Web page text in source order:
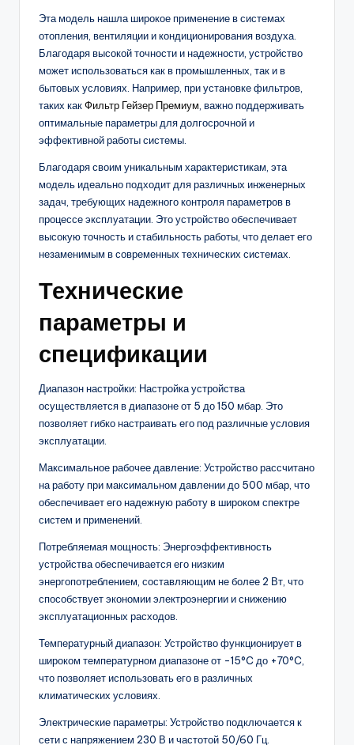
Эта модель нашла широкое применение в системах
отопления, вентиляции и кондиционирования воздуха.
Благодаря высокой точности и надежности, устройство
может использоваться как в промышленных, так и в
бытовых условиях. Например, при установке фильтров,
таких какФильтр Гейзер Премиум , важно поддерживать
оптимальные параметры для долгосрочной и
эффективной работы системы.
Благодаря своим уникальным характеристикам, эта
модель идеально подходит для различных инженерных
задач, требующих надежного контроля параметров в
процессе эксплуатации. Это устройство обеспечивает
высокую точность и стабильность работы, что делает его
незаменимым в современных технических системах.
Технические
параметры и
спецификации
Диапазон настройки: Настройка устройства
осуществляется в диапазоне от 5 до 150 мбар. Это
позволяет гибко настраивать его под различные условия
эксплуатации.
Максимальное рабочее давление: Устройство рассчитано
на работу при максимальном давлении до 500 мбар, что
обеспечивает его надежную работу в широком спектре
систем и применений.
Потребляемая мощность: Энергоэффективность
устройства обеспечивается его низким
энергопотреблением, составляющим не более 2 Вт, что
способствует экономии электроэнергии и снижению
эксплуатационных расходов.
Температурный диапазон: Устройство функционирует в
широком температурном диапазоне от -15°C до +70°C,
что позволяет использовать его в различных
климатических условиях.
Электрические параметры: Устройство подключается к
сети с напряжением 230 В и частотой 50/60 Гц.